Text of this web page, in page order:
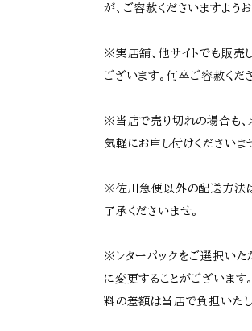
が、ご容赦くださいますよう
※実店舗、他サイトでも販売
ございます。何卒ご容赦くだ
※当店で売り切れの場合も、
気軽にお申し付けくださいま
※佐川急便以外の配送方法
了承くださいませ。
※レターパックをご選択いた
に変更することがございま
料の差額は当店で負担いた